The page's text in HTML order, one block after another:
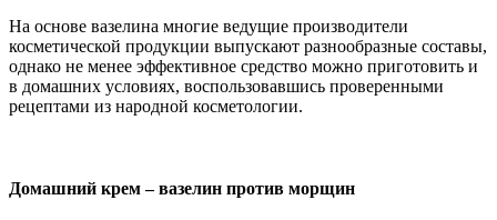
На основе вазелина многие ведущие производители
косметической продукции выпускают разнообразные составы,
однако не менее эффективное средство можно приготовить и
в домашних условиях, воспользовавшись проверенными
рецептами из народной косметологии.
Домашний крем – вазелин против морщин